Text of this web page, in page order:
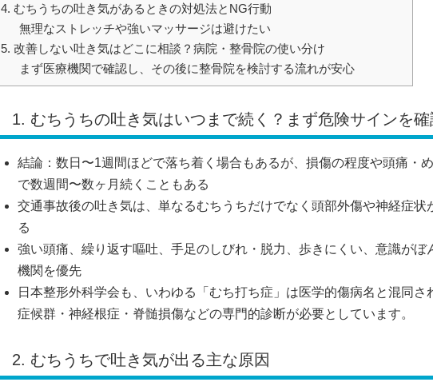
4. むちうちの吐き気があるときの対処法とNG行動
無理なストレッチや強いマッサージは避けたい
5. 改善しない吐き気はどこに相談？病院・整骨院の使い分け
まず医療機関で確認し、その後に整骨院を検討する流れが安心
1. むちうちの吐き気はいつまで続く？まず危険サインを確
結論：数日〜1週間ほどで落ち着く場合もあるが、損傷の程度や頭痛・
で数週間〜数ヶ月続くこともある
交通事故後の吐き気は、単なるむちうちだけでなく頭部外傷や神経症状
る
強い頭痛、繰り返す嘔吐、手足のしびれ・脱力、歩きにくい、意識がぼ
機関を優先
日本整形外科学会も、いわゆる「むち打ち症」は医学的傷病名と混同さ
症候群・神経根症・脊髄損傷などの専門的診断が必要としています。
2. むちうちで吐き気が出る主な原因